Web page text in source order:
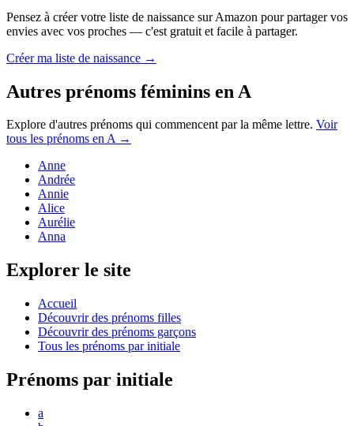
Pensez à créer votre liste de naissance sur Amazon pour partager vos
envies avec vos proches — c'est gratuit et facile à partager.
Créer ma liste de naissance →
Autres prénoms féminins en A
Explore d'autres prénoms qui commencent par la même lettre. Voir
tous les prénoms enA→
Anne
Andrée
Annie
Alice
Aurélie
Anna
Explorer le site
Accueil
Découvrir des prénoms filles
Découvrir des prénoms garçons
Tous les prénoms par initiale
Prénoms par initiale
a